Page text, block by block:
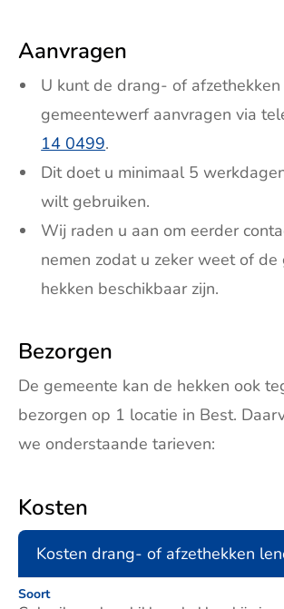
Aanvragen
U kunt de drang- of
gemeentewerf aanvragen via
14 0499.
Dit doet u minimaal 5
wilt gebruiken.
Wij raden u aan om eerder
nemen zodat u zeker weet of de
hekken beschikbaar zijn.
Bezorgen
De gemeente kan de hekken ook
bezorgen op 1 locatie in Best.
we onderstaande tarieven:
Kosten
Kosten drang- of afzethekken
Soort
Soort